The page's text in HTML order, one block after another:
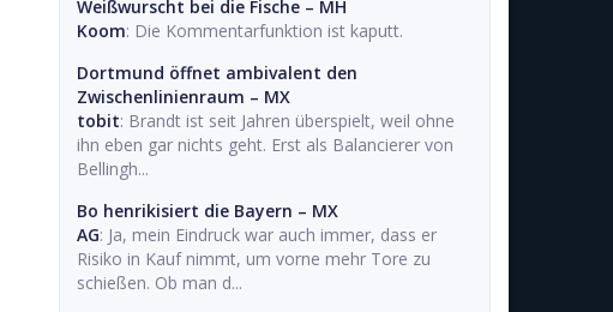
Weißwurscht bei die Fische – MH
Koom: Die Kommentarfunktion ist kaputt.
Dortmund öffnet ambivalent den
Zwischenlinienraum – MX
tobit: Brandt ist seit Jahren überspielt, weil ohne
ihn eben gar nichts geht. Erst als Balancierer von
Bellingh...
Bo henrikisiert die Bayern – MX
AG: Ja, mein Eindruck war auch immer, dass er
Risiko in Kauf nimmt, um vorne mehr Tore zu
schießen. Ob man d...